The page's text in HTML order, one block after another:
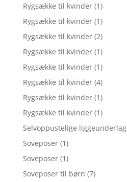
Rygsække til kvinder (1)
Rygsække til kvinder (1)
Rygsække til kvinder (2)
Rygsække til kvinder (1)
Rygsække til kvinder (1)
Rygsække til kvinder (4)
Rygsække til kvinder (1)
Rygsække til kvinder (1)
Selvoppustelige liggeunderlag
Soveposer (1)
Soveposer (1)
Soveposer til børn (7)